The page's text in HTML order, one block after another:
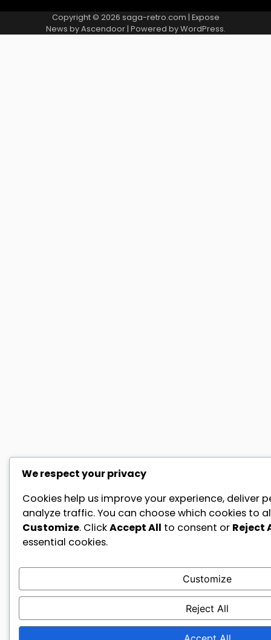
Copyright © 2026 saga-retro.com | Expose
News byAscendoor| Powered byWordPress.
We respect your privacy
Cookies help us improve your experience, deliver
analyze traffic. You can choose which cookies to
Customize. ClickAccept All to consent or Reject
essential cookies.
Customize
Reject All